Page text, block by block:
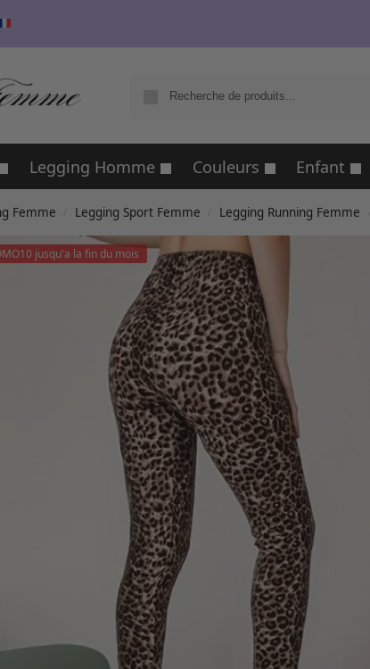
Legging Homme Couleurs Enfant
Femme Legging Sport Femme Legging Running Femme
jusqu'a la fin du mois